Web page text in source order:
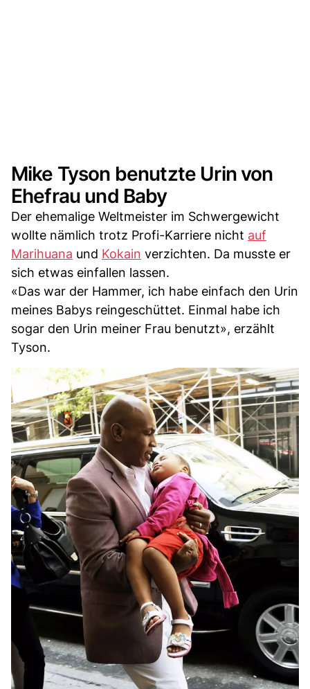
Mike Tyson benutzte Urin von
Ehefrau und Baby
Der ehemalige Weltmeister im Schwergewicht
wollte nämlich trotz Profi-Karriere nicht auf
Marihuana und Kokain verzichten. Da musste er
sich etwas einfallen lassen.
«Das war der Hammer, ich habe einfach den Urin
meines Babys reingeschüttet. Einmal habe ich
sogar den Urin meiner Frau benutzt», erzählt
Tyson.